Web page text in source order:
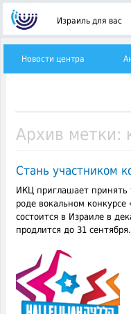
Израиль для вас
Новости центра
Архив метки:
Стань участником
ИКЦ приглашает принять
роде вокальном
состоится в Израиле в
продлится до 31 сентября.